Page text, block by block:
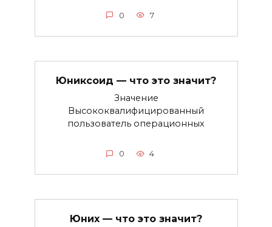
0 7
Юниксоид — что это значит?
Значение
Высококвалифицированный
пользователь операционных
0 4
Юних — что это значит?